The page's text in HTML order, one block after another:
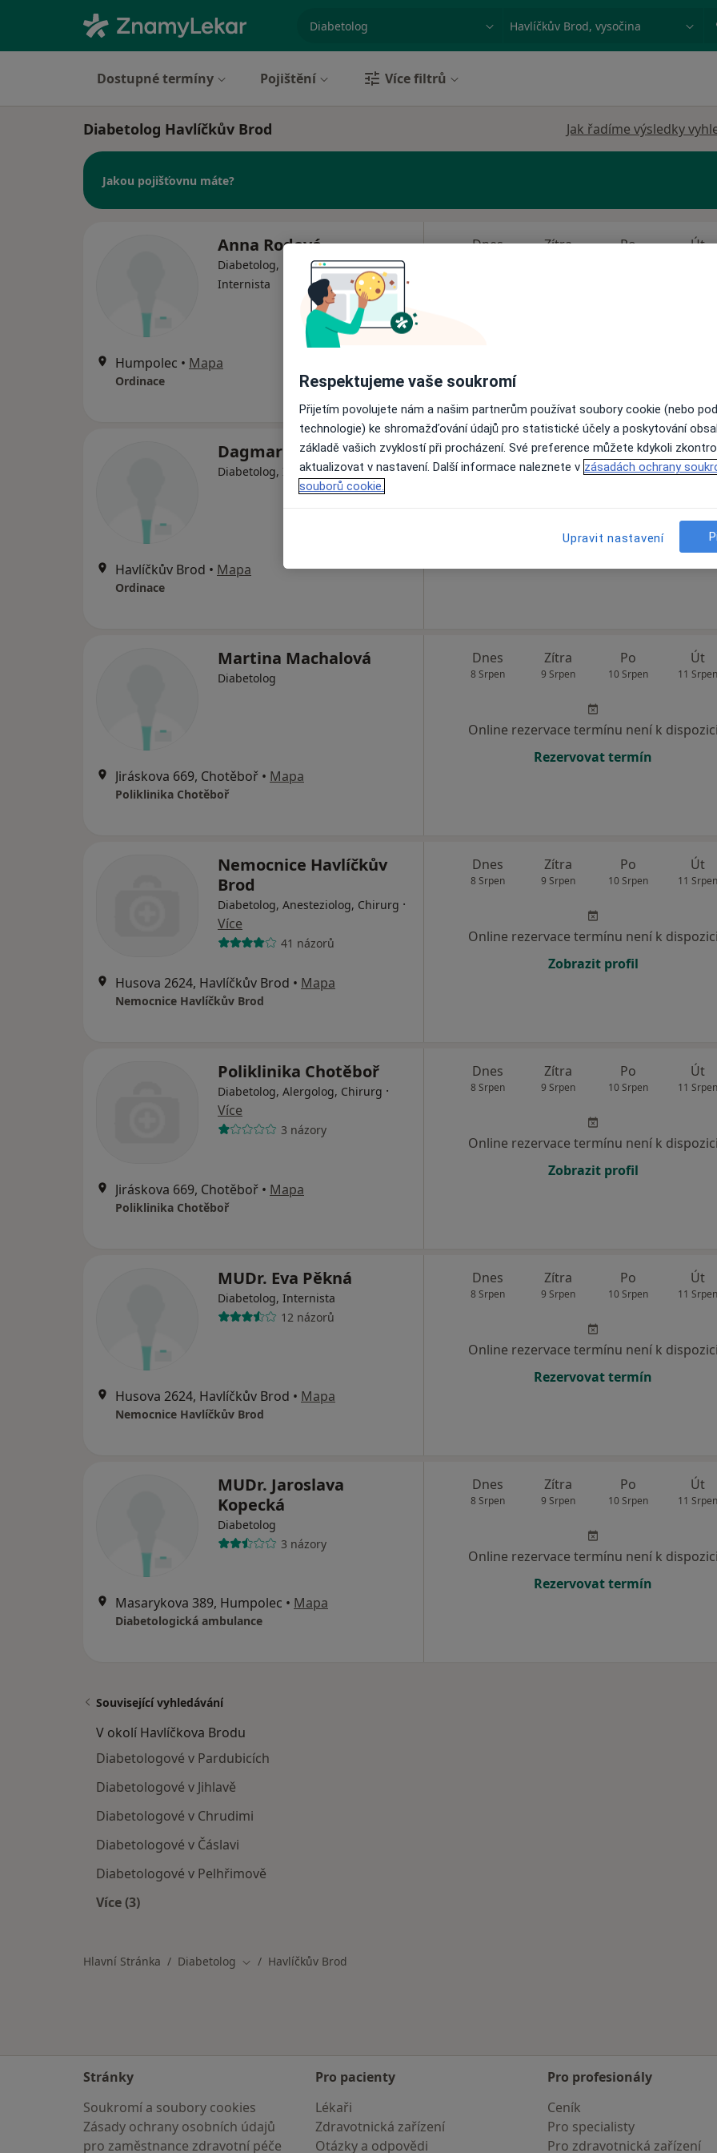
Město nebo region
Dostupné termíny Pojištění Více filtrů
Diabetolog Havlíčkův Brod Jak řadíme výsledky
Jakou pojišťovnu máte?
Anna Rodová
Diabetolog, Fyzioterapeut,
Internista
Humpolec • Mapa
Ordinace
Dnes Zítra Po Út
Dagmar Málková
Diabetolog, Internista
Havlíčkův Brod • Mapa
Ordinace
Dnes
8 Srpen
Zítra
9 Srpen
Po
10 Srpen
Út
11
Online rezervace termínu není k
Rezervovat termín
Martina Machalová
Diabetolog
Jiráskova 669, Chotěboř • Mapa
Poliklinika Chotěboř
Dnes
8 Srpen
Zítra
9 Srpen
Po
10 Srpen
Út
11 Srpen
Online rezervace termínu není k dispozici
Rezervovat termín
Nemocnice Havlíčkův
Brod
Diabetolog, Anesteziolog, Chirurg ·
Více
41 názorů
Husova 2624, Havlíčkův Brod • Mapa
Nemocnice Havlíčkův Brod
Dnes
8 Srpen
Zítra
9 Srpen
Po
10 Srpen
Út
11 Srpen
Online rezervace termínu není k dispozici
Zobrazit profil
Poliklinika Chotěboř
Diabetolog, Alergolog, Chirurg ·
Více
3 názory
Jiráskova 669, Chotěboř • Mapa
Poliklinika Chotěboř
Dnes
8 Srpen
Zítra
9 Srpen
Po
10 Srpen
Út
11 Srpen
Online rezervace termínu není k dispozici
Zobrazit profil
MUDr. Eva Pěkná
Diabetolog, Internista
12 názorů
Husova 2624, Havlíčkův Brod • Mapa
Nemocnice Havlíčkův Brod
Dnes
8 Srpen
Zítra
9 Srpen
Po
10 Srpen
Út
11 Srpen
Online rezervace termínu není k dispozici
Rezervovat termín
MUDr. Jaroslava
Kopecká
Diabetolog
3 názory
Masarykova 389, Humpolec • Mapa
Diabetologická ambulance
Dnes
8 Srpen
Zítra
9 Srpen
Po
10 Srpen
Út
11 Srpen
Online rezervace termínu není k dispozici
Rezervovat termín
Související vyhledávání
V okolí Havlíčkova Brodu
Diabetologové v Pardubicích
Diabetologové v Jihlavě
Diabetologové v Chrudimi
Diabetologové v Čáslavi
Diabetologové v Pelhřimově
Více (3)
Hlavní Stránka Diabetolog Změna města
Havlíčkův Brod
Stránky
Soukromí a soubory cookies
Zásady ochrany osobních údajů
pro zaměstnance zdravotní péče
Pro pacienty
Lékaři
Zdravotnická zařízení
Otázky a odpovědi
Pro profesionály
Ceník
Pro specialisty
Pro zdravotnická zařízení
Respektujeme vaše soukromí
Přijetím povolujete nám a našim partnerům používat soubory cookie (nebo
technologie) ke shromažďování údajů pro statistické účely a poskytování
základě vašich zvyklostí při procházení. Své preference můžete kdykoli
aktualizovat v nastavení. Další informace naleznete v zásadách ochrany
souborů cookie.
Upravit nastavení